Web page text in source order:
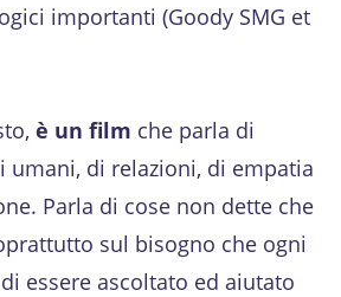
importanti (Goody SMG et
è un film che parla di
umani, di relazioni, di empatia
Parla di cose non dette che
sul bisogno che ogni
essere ascoltato ed aiutato